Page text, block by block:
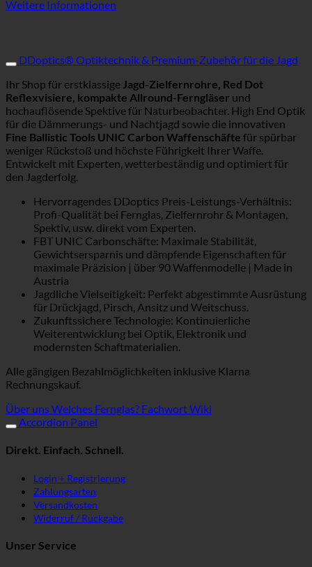
Weitere Informationen
DDoptics® Optiktechnik & Premium-Zubehör für die Jagd
Ihr Shop für erstklassige Jagd-Zielfernrohre, Red Dot
Reflexvisiere, kompakte Allround-Ferngläser und
hochauflösende Spektive für Naturbeobachter. High End Optik
für die Dämmerungs- und Nachtjagd sowie die innovativen
Fine Ballistic Tools UNIC Carbon Waffenschäfte für spürbar
weniger Rückstoß und höchste Führigkeit Ihrer Waffe.
Entwickelt mit Experten, wetterbeständig und optimiert für
den Jagderfolg.
Hervorragendes DDoptics Preis-Leistungs-Verhältnis:
Profi-Qualität bei Fernglas, Zielfernrohr & Montagen,
Spektiv, usw. direkt vom Experten.
FBT UNIC Carbonschäfte: Maximale Stabilität,
Gewichtsersparnis und dämpfende Eigenschaften für
maximale Präzision | über 90 Waffenmodelle | Made in
Austria
Jagdliche Vielseitigkeit: Perfekt abgestimmte Ausrüstung
für Drückjagd, Pirsch, Ansitz und Weitschuss.
Zukunftssichere Technologie: Kontinuierliche
Weiterentwicklung bei Optik, Elektronik und
modernsten Schaftmaterialien.
Alle gängigen Bezahlmöglichkeiten inklusive Klarna
Rechnungskauf.
Über unsWelches Fernglas? Fachwort Wiki
Accordion Panel
Direkt. Einfach. Schnell.
Login + Registrierung
Zahlungsarten
Versandkosten
Widerruf / Rückgabe
Unser Service